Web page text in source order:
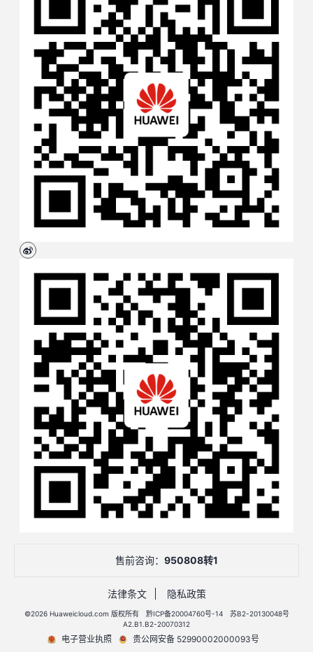
售前咨询： 950808转1
法律条文 隐私政策
©2026 Huaweicloud.com 版权所有 黔ICP备20004760号-14
苏B2-20130048号
A2.B1.B2-20070312
电子营业执照 贵公网安备 52990002000093号